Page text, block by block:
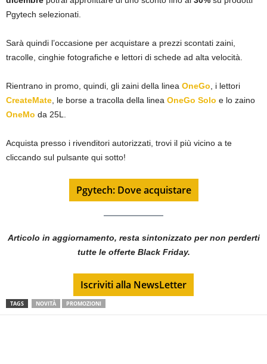
Pgytech selezionati.
Sarà quindi l’occasione per acquistare a prezzi scontati zaini,
tracolle, cinghie fotografiche e lettori di schede ad alta velocità.
Rientrano in promo, quindi, gli zaini della linea OneGo, i lettori
CreateMate, le borse a tracolla della linea OneGo Solo e lo zaino
OneMo da 25L.
Acquista presso i rivenditori autorizzati, trovi il più vicino a te
cliccando sul pulsante qui sotto!
Pgytech: Dove acquistare
Articolo in aggiornamento, resta sintonizzato per non perderti
tutte le offerte Black Friday.
Iscriviti alla NewsLetter
TAGS NOVITÀ PROMOZIONI